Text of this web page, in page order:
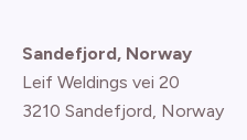
Sandefjord, Norway
Leif Weldings vei 20
3210 Sandefjord, Norway